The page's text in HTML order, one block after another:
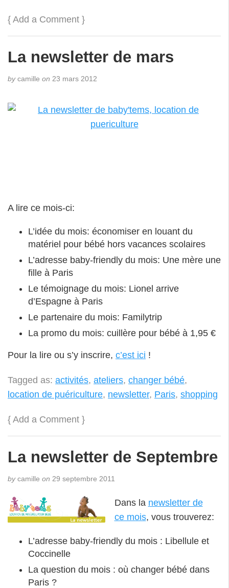
{ Add a Comment }
La newsletter de mars
bycamille on 23 mars 2012
A lire ce mois-ci:
L’idée du mois: économiser en louant du
matériel pour bébé hors vacances scolaires
L’adresse baby-friendly du mois: Une mère une
fille à Paris
Le témoignage du mois: Lionel arrive
d’Espagne à Paris
Le partenaire du mois: Familytrip
La promo du mois: cuillère pour bébé à 1,95 €
Pour la lire ou s’y inscrire, c’est ici !
Tagged as: activités, ateliers, changer bébé,
location de puériculture, newsletter, Paris, shopping
{ Add a Comment }
La newsletter de Septembre
bycamille on 29 septembre 2011
Dans la newsletter de
ce mois, vous trouverez:
L’adresse baby-friendly du mois : Libellule et
Coccinelle
La question du mois : où changer bébé dans
Paris ?